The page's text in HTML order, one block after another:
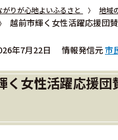
がりが心地よいふるさと
地域
越前市輝く女性活躍応援団
年7月22日 情報発信元市
く女性活躍応援団